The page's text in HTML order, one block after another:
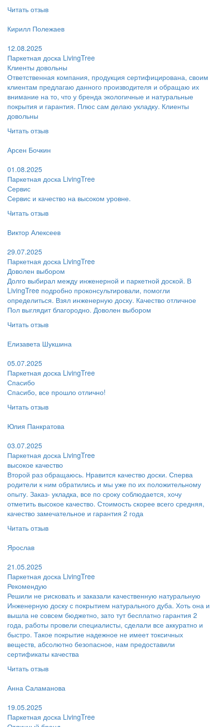
Читать отзыв
Кирилл Полежаев
12.08.2025
Паркетная доска LivingTree
Клиенты довольны
Ответственная компания, продукция сертифицирована, своим
клиентам предлагаю данного производителя и обращаю их
внимание на то, что у бренда экологичные и натуральные
покрытия и гарантия. Плюс сам делаю укладку. Клиенты
довольны
Читать отзыв
Арсен Бочкин
01.08.2025
Паркетная доска LivingTree
Сервис
Сервис и качество на высоком уровне.
Читать отзыв
Виктор Алексеев
29.07.2025
Паркетная доска LivingTree
Доволен выбором
Долго выбирал между инженерной и паркетной доской. В
LivingTree подробно проконсультировали, помогли
определиться. Взял инженерную доску. Качество отличное
Пол выглядит благородно. Доволен выбором
Читать отзыв
Елизавета Шукшина
05.07.2025
Паркетная доска LivingTree
Спасибо
Спасибо, все прошло отлично!
Читать отзыв
Юлия Панкратова
03.07.2025
Паркетная доска LivingTree
высокое качество
Второй раз обращаюсь. Нравится качество доски. Сперва
родители к ним обратились и мы уже по их положительному
опыту. Заказ- укладка, все по сроку соблюдается, хочу
отметить высокое качество. Стоимость скорее всего средняя,
качество замечательное и гарантия 2 года
Читать отзыв
Ярослав
21.05.2025
Паркетная доска LivingTree
Рекомендую
Решили не рисковать и заказали качественную натуральную
Инженерную доску с покрытием натурального дуба. Хоть она и
вышла не совсем бюджетно, зато тут бесплатно гарантия 2
года, работы провели специалисты, сделали все аккуратно и
быстро. Такое покрытие надежное не имеет токсичных
веществ, абсолютно безопасное, нам предоставили
сертификаты качества
Читать отзыв
Анна Саламанова
19.05.2025
Паркетная доска LivingTree